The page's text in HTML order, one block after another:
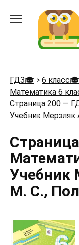
ГДЗ🎓 > 6 класс🎓
Математика 6
Страница 200 —
Учебник Мерзляк
Учебник
М. С.,